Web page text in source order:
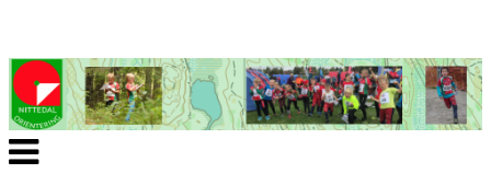
Veksle
navigasjon